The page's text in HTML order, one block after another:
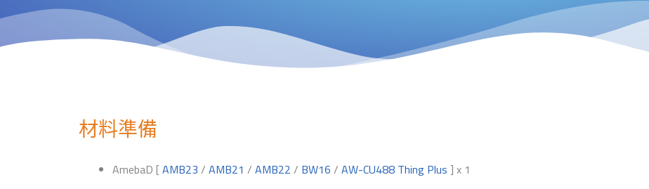
材料準備
AmebaD [ AMB23 / AMB21 / AMB22 / BW16 / AW-CU488 Thing Plus ] x 1